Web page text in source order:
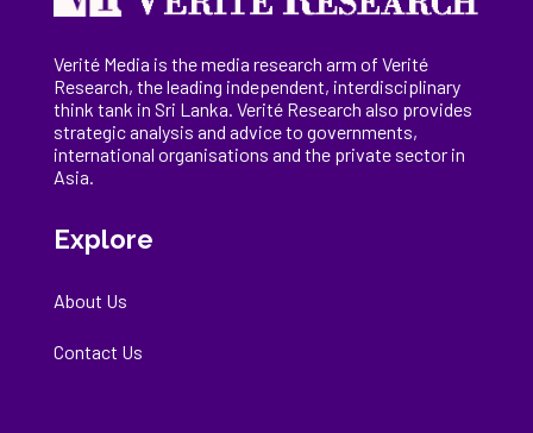
Verité Media is the media research arm of Verité
Research, theleading independent, interdisciplinary
think tank in Sri Lanka. Verité Research also provides
strategic analysis and advice to governments,
international organisations and the private sector in
Asia.
Explore
About Us
Contact Us